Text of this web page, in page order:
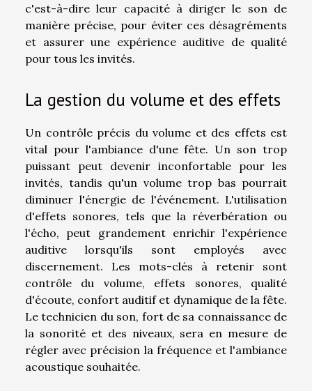
c'est-à-dire leur capacité à diriger le son de
manière précise, pour éviter ces désagréments
et assurer une expérience auditive de qualité
pour tous les invités.
La gestion du volume et des effets
Un contrôle précis du volume et des effets est
vital pour l'ambiance d'une fête. Un son trop
puissant peut devenir inconfortable pour les
invités, tandis qu'un volume trop bas pourrait
diminuer l'énergie de l'événement. L'utilisation
d'effets sonores, tels que la réverbération ou
l'écho, peut grandement enrichir l'expérience
auditive lorsqu'ils sont employés avec
discernement. Les mots-clés à retenir sont
contrôle du volume, effets sonores, qualité
d'écoute, confort auditif et dynamique de la fête.
Le technicien du son, fort de sa connaissance de
la sonorité et des niveaux, sera en mesure de
régler avec précision la fréquence et l'ambiance
acoustique souhaitée.